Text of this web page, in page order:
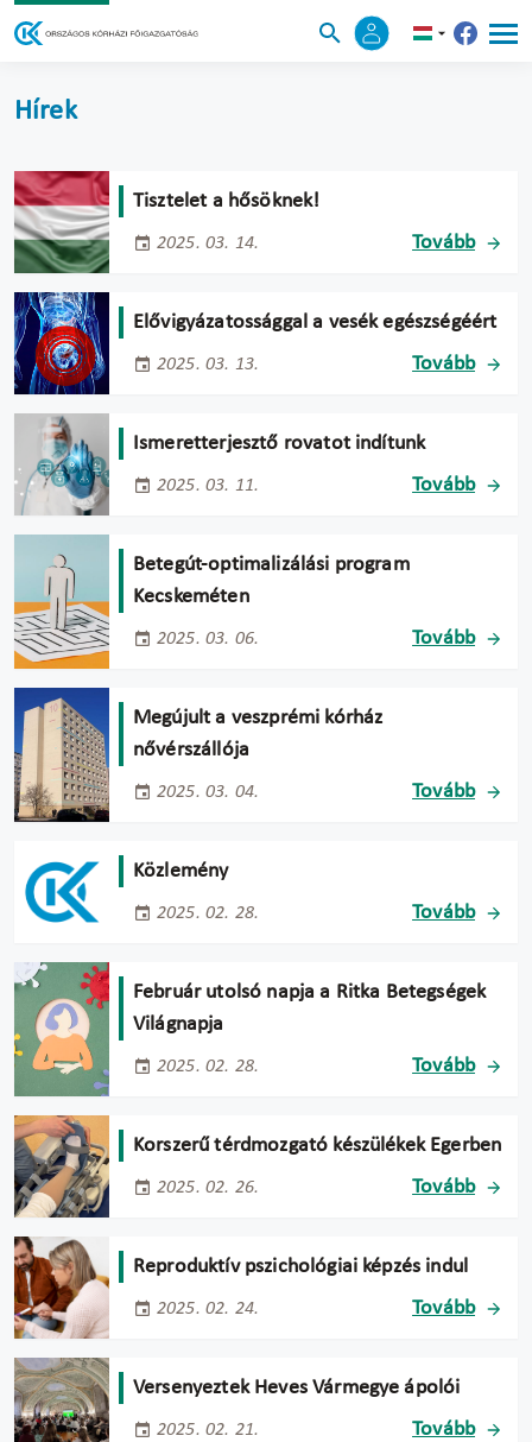
Hírek
Tisztelet a hősöknek!
2025. 03. 14. Tovább
Elővigyázatossággal a vesék egészségéért
2025. 03. 13. Tovább
Ismeretterjesztő rovatot indítunk
2025. 03. 11. Tovább
Betegút-optimalizálási program
Kecskeméten
2025. 03. 06. Tovább
Megújult a veszprémi kórház
nővérszállója
2025. 03. 04. Tovább
Közlemény
2025. 02. 28. Tovább
Február utolsó napja a Ritka Betegségek
Világnapja
2025. 02. 28. Tovább
Korszerű térdmozgató készülékek Egerben
2025. 02. 26. Tovább
Reproduktív pszichológiai képzés indul
2025. 02. 24. Tovább
Versenyeztek Heves Vármegye ápolói
2025. 02. 21. Tovább